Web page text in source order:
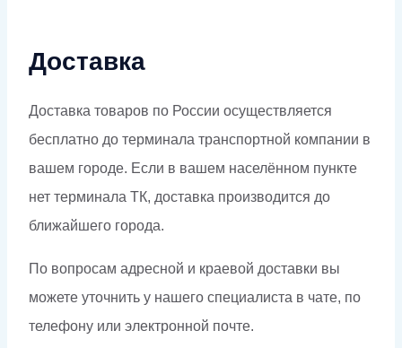
Доставка
Доставка товаров по России осуществляется
бесплатно до терминала транспортной компании в
вашем городе. Если в вашем населённом пункте
нет терминала ТК, доставка производится до
ближайшего города.
По вопросам адресной и краевой доставки вы
можете уточнить у нашего специалиста в чате, по
телефону или электронной почте.